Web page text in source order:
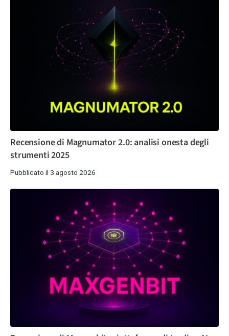
Recensione di Magnumator 2.0: analisi onesta degli
strumenti 2025
Pubblicato il 3 agosto 2026